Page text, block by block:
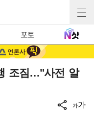
포토
조짐…"사전 알
가가